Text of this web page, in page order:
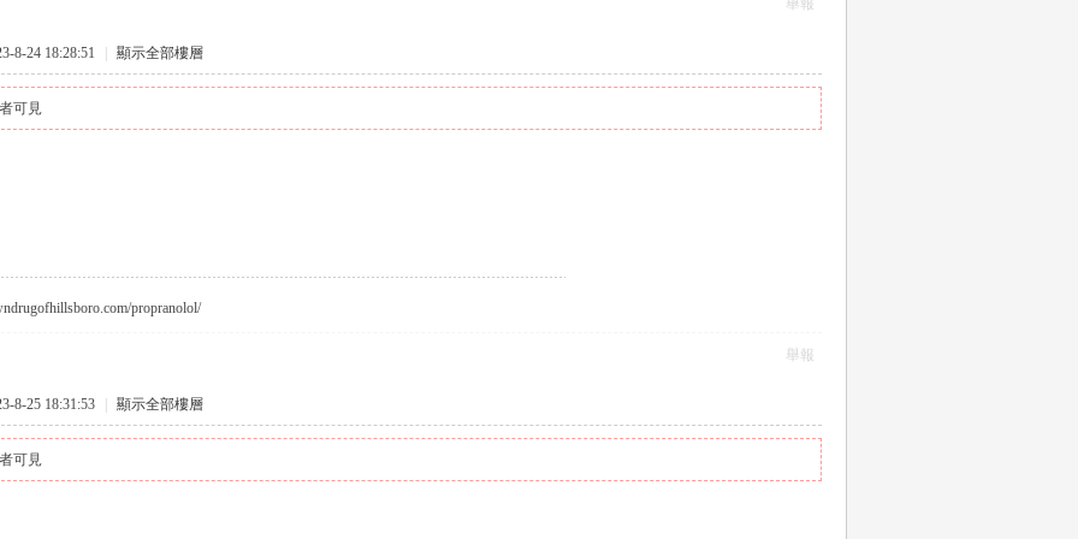
舉報
8-24 18:28:51 顯示全部樓層
可見
propranolol/
舉報
8-25 18:31:53 顯示全部樓層
可見